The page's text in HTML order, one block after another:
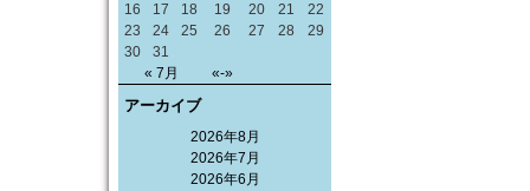
« 7月 «-»
16
17 18 19 20 21
22
23
24 25 26 27 28
29
30
31
アーカイブ
2026年8月
2026年7月
2026年6月